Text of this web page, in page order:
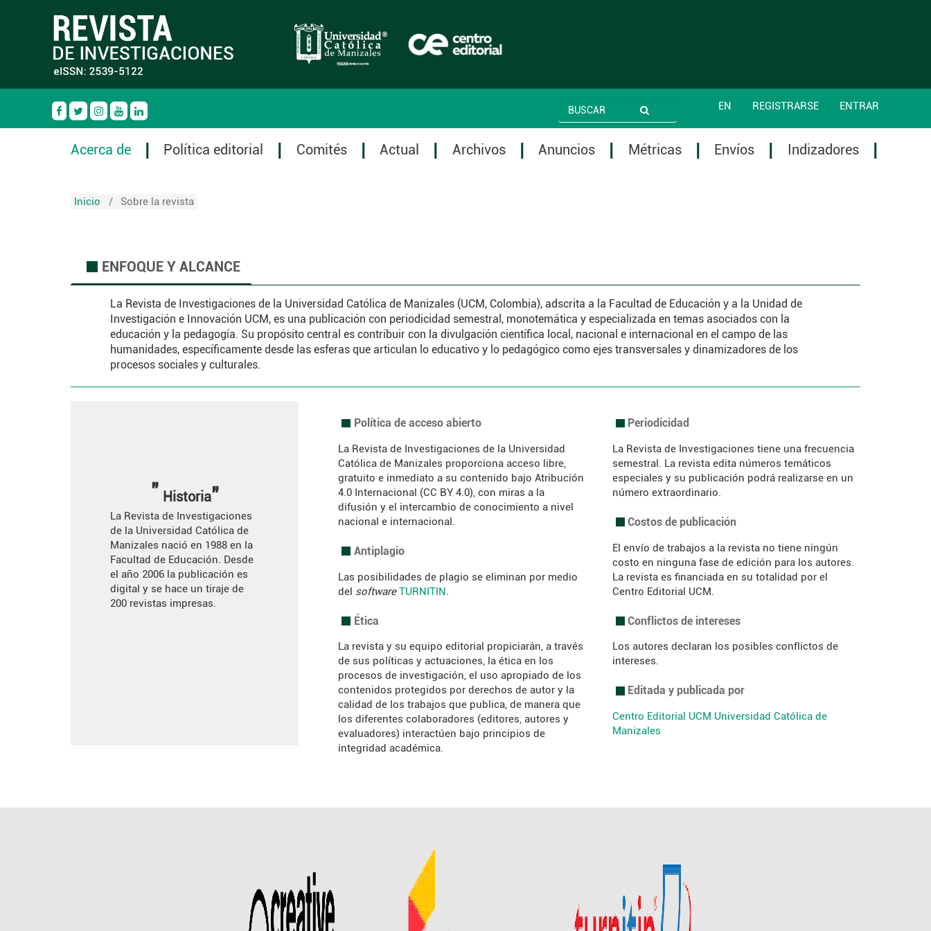
EN REGISTRARSE ENTRAR
Acerca de Política editorial Comités Actual Archivos Anuncios Métricas Envíos Indizadores
Inicio / Sobre la revista
. ENFOQUE Y ALCANCE
La Revista de Investigaciones de la Universidad Católica de Manizales (UCM, Colombia), adscrita a la Facultad de Educación y a la Unidad de
Investigación e Innovación UCM, es una publicación con periodicidad semestral, monotemática y especializada en temas asociados con la
educación y la pedagogía. Su propósito central es contribuir con la divulgación científica local, nacional e internacional en el campo de las
humanidades, específicamente desde las esferas que articulan lo educativo y lo pedagógico como ejes transversales y dinamizadores de los
procesos sociales y culturales.
" Historia"
La Revista de Investigaciones
de la Universidad Católica de
Manizales nació en 1988 en la
Facultad de Educación. Desde
el año 2006 la publicación es
digital y se hace un tiraje de
200 revistas impresas.
. Política de acceso abierto
La Revista de Investigaciones de la Universidad
Católica de Manizales proporciona acceso libre,
gratuito e inmediato a su contenido bajo Atribución
4.0 Internacional (CC BY 4.0), con miras a la
difusión y el intercambio de conocimiento a nivel
nacional e internacional.
. Antiplagio
Las posibilidades de plagio se eliminan por medio
del software TURNITIN
. Ética
La revista y su equipo editorial propiciarán, a través
de sus políticas y actuaciones, la ética en los
procesos de investigación, el uso apropiado de los
contenidos protegidos por derechos de autor y la
calidad de los trabajos que publica, de manera que
los diferentes colaboradores (editores, autores y
evaluadores) interactúen bajo principios de
integridad académica.
. Periodicidad
La Revista de Investigaciones tiene una frecuencia
semestral. La revista edita números temáticos
especiales y su publicación podrá realizarse en un
número extraordinario.
. Costos de publicación
El envío de trabajos a la revista no tiene ningún
costo en ninguna fase de edición para los autores.
La revista es financiada en su totalidad por el
Centro Editorial UCM.
. Conflictos de intereses
Los autores declaran los posibles conflictos de
intereses.
. Editada y publicada por
Centro Editorial UCM Universidad Católica de
Manizales